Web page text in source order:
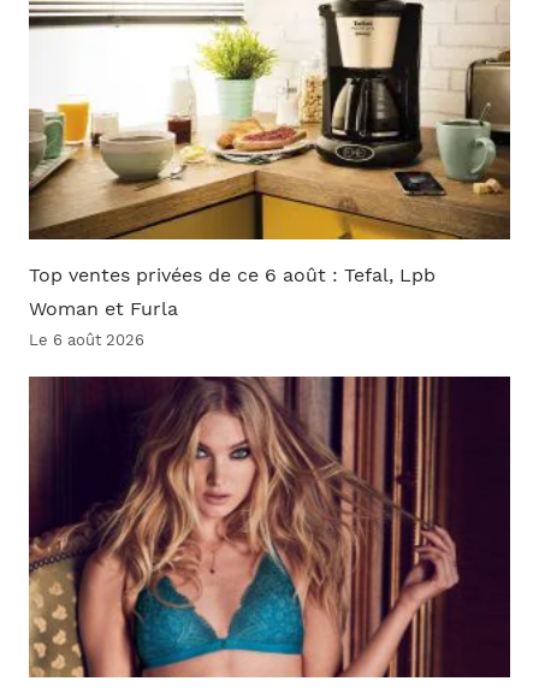
Top ventes privées de ce 6 août : Tefal, Lpb
Woman et Furla
Le 6 août 2026